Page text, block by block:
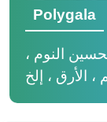
Polygala
النوم ،